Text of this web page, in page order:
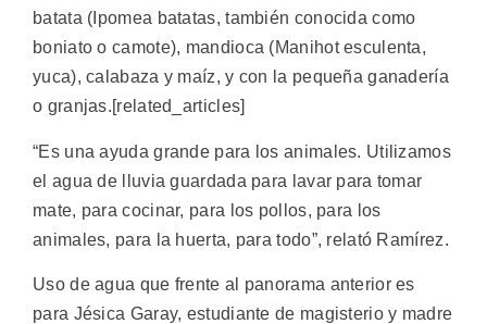
batata (Ipomea batatas, también conocida como
boniato o camote), mandioca (Manihot esculenta,
yuca), calabaza y maíz, y con la pequeña ganadería
o granjas.[related_articles]
“Es una ayuda grande para los animales. Utilizamos
el agua de lluvia guardada para lavar para tomar
mate, para cocinar, para los pollos, para los
animales, para la huerta, para todo”, relató Ramírez.
Uso de agua que frente al panorama anterior es
para Jésica Garay, estudiante de magisterio y madre